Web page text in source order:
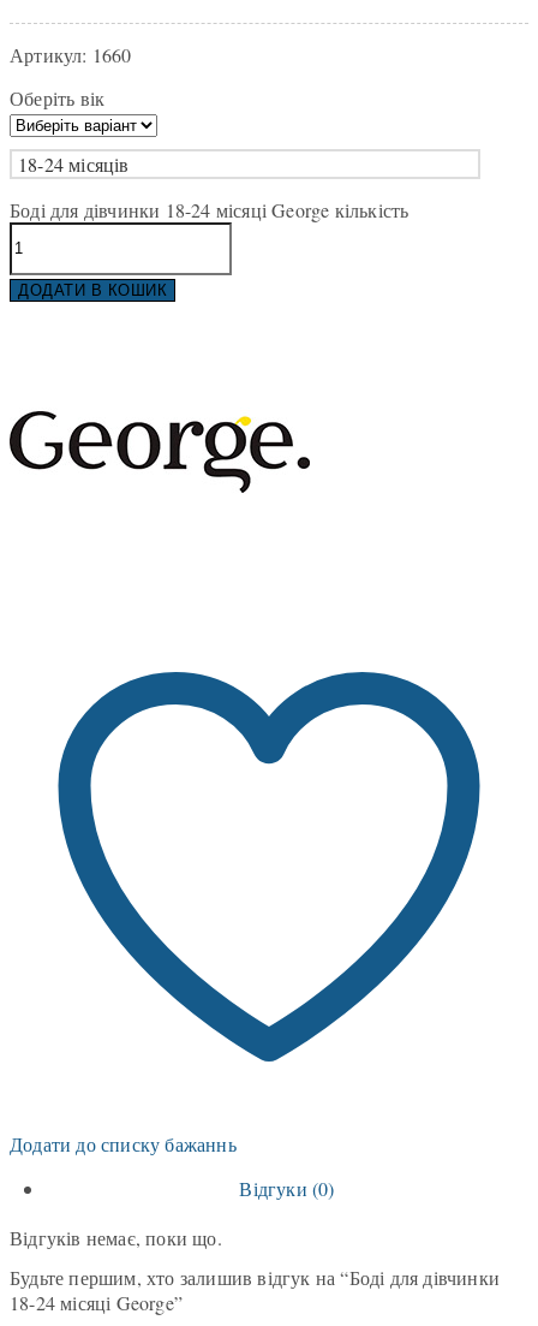
Артикул: 1660
Оберіть вік
18-24 місяців
Боді для дівчинки 18-24 місяці George кількість
ДОДАТИ В КОШИК
Додати до списку бажаннь
Відгуки (0)
Відгуків немає, поки що.
Будьте першим, хто залишив відгук на “Боді для дівчинки
18-24 місяці George”